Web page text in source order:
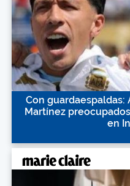
Con guardaespaldas:
Martínez
en